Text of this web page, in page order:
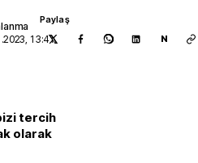
13:41
Paylaş
N
tercih
olarak